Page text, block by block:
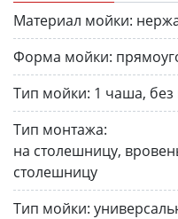
Материал мойки:
Форма мойки:
Тип мойки: 1 чаша, без
Тип монтажа:
на столешницу,
столешницу
Тип мойки: